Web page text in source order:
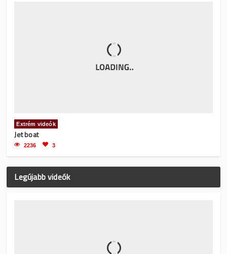
Extrém videók
Jet boat
2236 3
Legújabb videók